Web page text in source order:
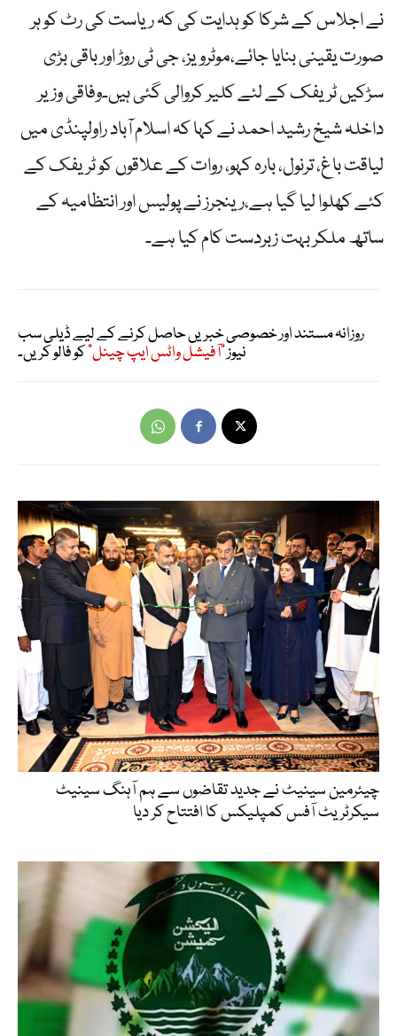
نے اجلاس کے شرکا کو ہدایت کی کہ ریاست کی رٹ کو ہر
صورت یقینی بنایا جائے،موٹرویز، جی ٹی روڑ اور باقی بڑی
سڑکیں ٹریفک کے لئے کلیر کروالی گئی ہیں۔وفاقی وزیر
داخلہ شیخ رشید احمد نے کہا کہ اسلام آباد راولپنڈی میں
لیاقت باغ، ترنول، بارہ کہو، روات کے علاقوں کو ٹریفک کے
کئے کھلوا لیا گیا ہے،رینجرز نے پولیس اور انتظامیہ کے
ساتھ ملکر بہت زبردست کام کیا ہے۔
روزانہ مستند اور خصوصی خبریں حاصل کرنے کے لیے ڈیلی سب
نیوز"آفیشل واٹس ایپ چینل"کو فالو کریں۔
چیئرمین سینیٹ نے جدید تقاضوں سے ہم آہنگ سینیٹ
سیکرٹریٹ آفس کمپلیکس کا افتتاح کر دیا